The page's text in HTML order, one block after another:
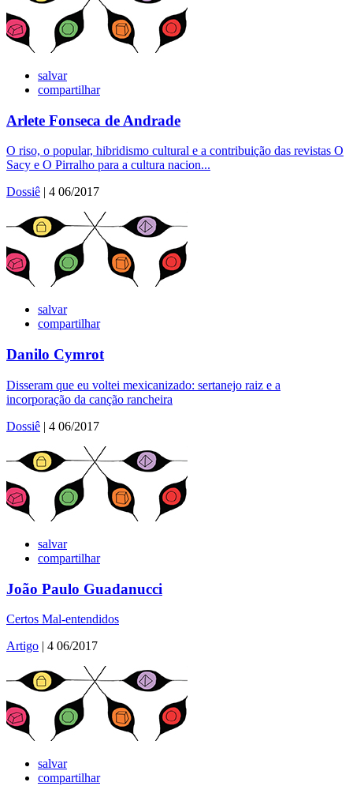
salvar
compartilhar
Arlete Fonseca de Andrade
O riso, o popular, hibridismo cultural e a contribuição das revistas O
Sacy e O Pirralho para a cultura nacion...
Dossiê | 4 06/2017
salvar
compartilhar
Danilo Cymrot
Disseram que eu voltei mexicanizado: sertanejo raiz e a
incorporação da canção rancheira
Dossiê | 4 06/2017
salvar
compartilhar
João Paulo Guadanucci
Certos Mal-entendidos
Artigo | 4 06/2017
salvar
compartilhar